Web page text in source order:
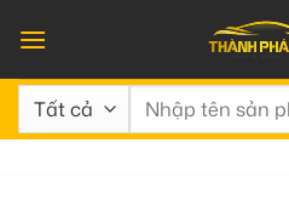
qua
nội
dung
Tìm